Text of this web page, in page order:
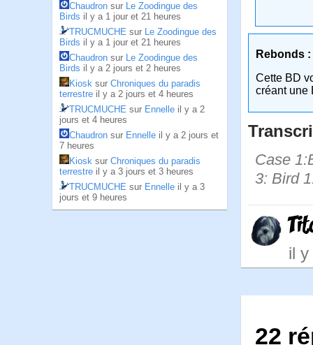
Chaudron sur Le Zoodingue des
Birds il y a 1 jour et 21 heures
TRUCMUCHE sur Le Zoodingue des
Birds il y a 1 jour et 21 heures
Chaudron sur Le Zoodingue des
Birds il y a 2 jours et 2 heures
Kiosk sur Chroniques du paradis
terrestre il y a 2 jours et 4 heures
TRUCMUCHE sur Ennelle il y a 2
jours et 4 heures
Chaudron sur Ennelle il y a 2 jours et
7 heures
Kiosk sur Chroniques du paradis
terrestre il y a 3 jours et 3 heures
TRUCMUCHE sur Ennelle il y a 3
jours et 9 heures
Rebonds :
Cette BD
créant une
Case
3: Bird
il
22